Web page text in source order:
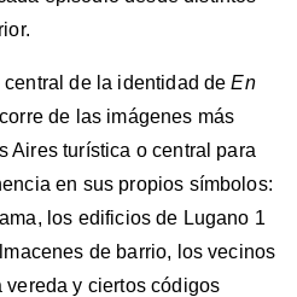
de la identidad deEn
de las imágenes más
Aires turística o central para
en sus propios símbolos:
los edificios de Lugano 1
de barrio, los vecinos
y ciertos códigos